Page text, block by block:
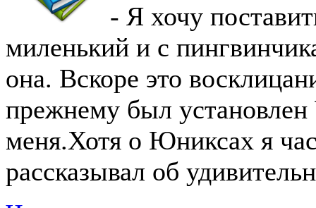
- Я хочу
миленький и с
она. Вскоре это
прежнему был
меня.Хотя о Юниксах я
рассказывал об